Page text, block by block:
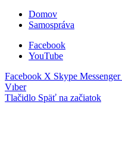
Domov
Samospráva
Facebook
YouTube
Facebook X Skype Messenger
Vıber
Tlačidlo Späť na začiatok